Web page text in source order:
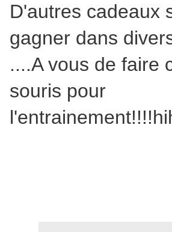
D'autres cadeaux
gagner dans
....A vous de faire
souris pour